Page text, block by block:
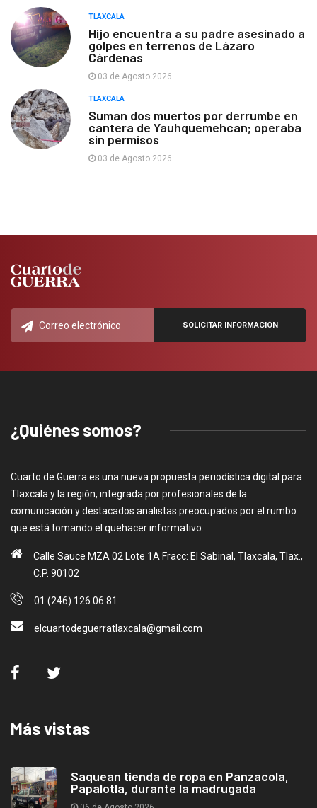
TLAXCALA
Hijo encuentra a su padre asesinado a
golpes en terrenos de Lázaro
Cárdenas
03 de Agosto 2026
TLAXCALA
Suman dos muertos por derrumbe en
cantera de Yauhquemehcan; operaba
sin permisos
03 de Agosto 2026
¿Quiénes somos?
Cuarto de Guerra es una nueva propuesta periodística digital para
Tlaxcala y la región, integrada por profesionales de la
comunicación y destacados analistas preocupados por el rumbo
que está tomando el quehacer informativo.
Calle Sauce MZA 02 Lote 1A Fracc: El Sabinal, Tlaxcala, Tlax.,
C.P. 90102
01 (246) 126 06 81
elcuartodeguerratlaxcala@gmail.com
Más vistas
Saquean tienda de ropa en Panzacola,
Papalotla, durante la madrugada